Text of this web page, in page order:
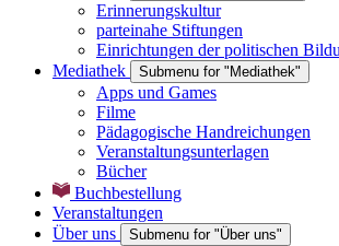
Erinnerungskultur
parteinahe Stiftungen
Einrichtungen der politischen
Mediathek
Submenu for "Mediathek"
Apps und Games
Filme
Pädagogische Handreichungen
Veranstaltungsunterlagen
Bücher
Buchbestellung
Veranstaltungen
Über uns
Submenu for "Über uns"